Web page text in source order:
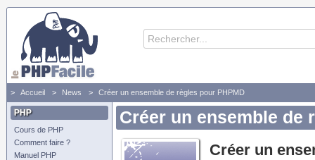
Accueil News Créer un ensemble de règles pour PHPMD
PHP
Cours de PHP
Comment faire ?
Manuel PHP
Créer un ensemble de
Créer un